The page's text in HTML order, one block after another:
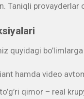
Taniqli provayderlar
quyidagi
hamda video
qimor – real